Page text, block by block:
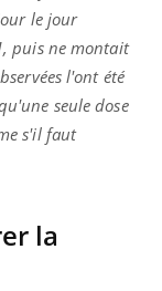
le jour
puis ne montait
l'ont été
seule dose
s'il faut
la